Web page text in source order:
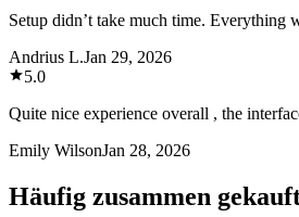
Setup didn’t take much time. Everything
Andrius L.Jan 29, 2026
5.0
Quite nice experience overall , the
Emily WilsonJan 28, 2026
Häufig zusammen